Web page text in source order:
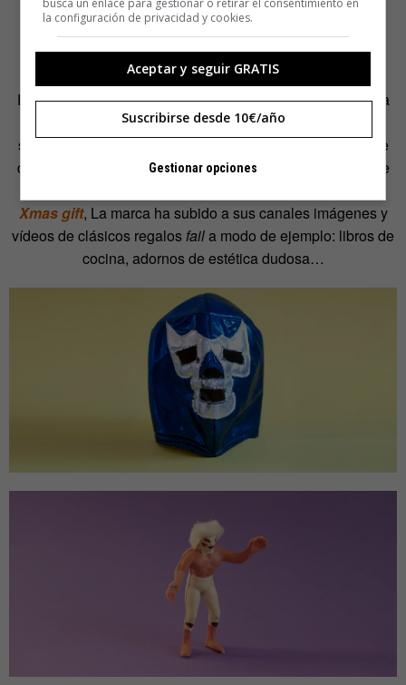
Pero este año, además, los malos regalos te servirán para
echarte unas risas. Fotografíalos y súbelos a las redes
sociales con el hashtag#endbadgifts.Así formarán parte
de la recopilación de ASUS, que se ha propuesto mofarse
Xmas gift, La marca ha subido a sus canales imágenes y
vídeos de clásicos regalos faila modo de ejemplo: libros de
cocina, adornos de estética dudosa…
busca un enlace para gestionar o retirar el consentimiento en
la configuración de privacidad y cookies.
Aceptar y seguir GRATIS
Suscribirse desde 10€/año
Gestionar opciones